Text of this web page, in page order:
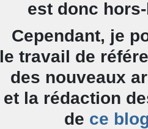
est donc
Cependant, je
le travail de
des nouveaux
et la rédaction
de ce